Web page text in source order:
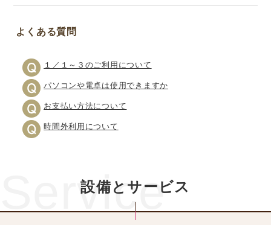
よくある質問
１／１～３のご利用について
パソコンや電卓は使用できますか
お支払い方法について
時間外利用について